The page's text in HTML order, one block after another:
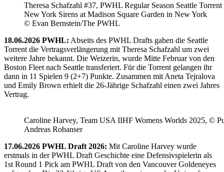
Theresa Schafzahl #37, PWHL Regular Season Seattle Torrent
New York Sirens at Madison Square Garden in New York
© Evan Bernstein/The PWHL
18.06.2026 PWHL: Abseits des PWHL Drafts gaben die Seattle
Torrent die Vertragsverlängerung mit Theresa Schafzahl um zwei
weitere Jahre bekannt. Die Weizerin, wurde Mitte Februar von den
Boston Fleet nach Seattle transferiert. Für die Torrent gelangen ihr
dann in 11 Spielen 9 (2+7) Punkte. Zusammen mit Aneta Tejralova
und Emily Brown erhielt die 26-Jährige Schafzahl einen zwei Jahres
Vertrag.
Caroline Harvey, Team USA IIHF Womens Worlds 2025, ©
Andreas Robanser
17.06.2026 PWHL Draft 2026: Mit Caroline Harvey wurde
erstmals in der PWHL Draft Geschichte eine Defensivspielerin als
1st Round 1 Pick am PWHL Draft von den Vancouver Goldeneyes